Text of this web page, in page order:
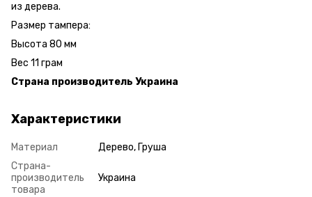
из дерева.
Размер тампера:
Высота 80 мм
Вес 11 грам
Страна производитель Украина
Характеристики
Материал
Дерево, Груша
Страна-
производитель
товара
Украина